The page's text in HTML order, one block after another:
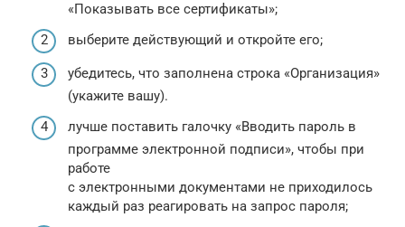
«Показывать все сертификаты»;
выберите действующий и откройте его;
убедитесь, что заполнена строка «Организация»
(укажите вашу).
лучше поставить галочку «Вводить пароль в
программе электронной подписи», чтобы при
работе
с электронными документами не приходилось
каждый раз реагировать на запрос пароля;